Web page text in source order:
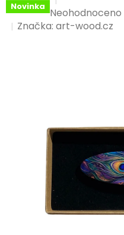
Novinka Průměrné
hodnocení
Neohodnoceno
Značka:art-wood.cz